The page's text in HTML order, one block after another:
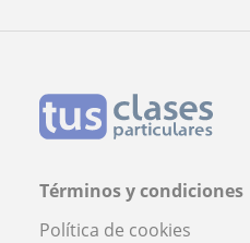
Términos y condiciones
Política de cookies